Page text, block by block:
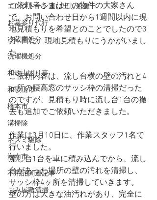
エレクトーン運び出し処分
お墓参り代行
冷蔵庫処分
洗濯機処分
和歌山困り事
和歌山市
橋本市
溝掃除
ネズミ駆除
海南市
不用品関連記事
ごみ屋敷清掃
ご依頼者さまはこの物件の大家さん
で、お問い合わせ日から1週間以内に現
地見積もりを希望とのことでしたので3
月1日に、現地見積もりにうかがいまし
た。
ご依頼内容は、流し台横の壁の汚れと4
ヶ所の腰高窓のサッシ枠の清掃だった
のですが、見積もり時に流し台1台の撤
去も追加でご依頼いただきました。
作業は3月10日に、作業スタッフ1名で
行いました。
流し台1台を車に積み込んでから、流し
台があった場所の壁の汚れを清掃し、
サッシ枠4ヶ所を清掃していきます。
壁の方は大きな油汚れがあり、完全に